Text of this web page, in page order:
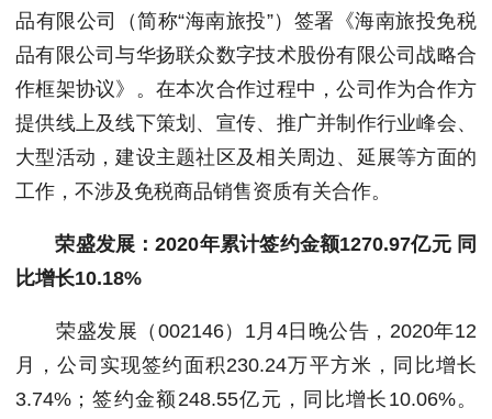
品有限公司（简称“海南旅投”）签署《海南旅投免税
品有限公司与华扬联众数字技术股份有限公司战略合
作框架协议》。在本次合作过程中，公司作为合作方
提供线上及线下策划、宣传、推广并制作行业峰会、
大型活动，建设主题社区及相关周边、延展等方面的
工作，不涉及免税商品销售资质有关合作。
荣盛发展：2020年累计签约金额1270.97亿元 同
比增长10.18%
荣盛发展（002146）1月4日晚公告，2020年12
月，公司实现签约面积230.24万平方米，同比增长
3.74%；签约金额248.55亿元，同比增长10.06%。